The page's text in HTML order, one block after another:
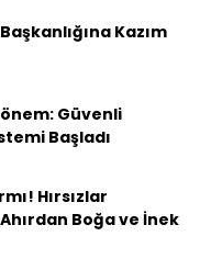
Kazım
Güvenli
Başladı
Hırsızlar
Boğa ve İnek